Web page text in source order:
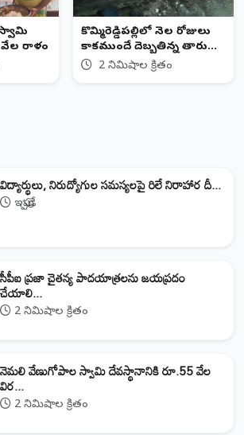
విరాళం
కొమ్మిరెడ్డిపల్లిలో నెల రోజులు
కాకముందే దెబ్బతిన్న తారు
రోడ్డు వ్యవసాయ వాహనాలతో
2 నిమిషాల క్రితం
విద్యార్థులు, నిరుద్యోగుల సమస్యలపై రిలే నిరాహార దీ...
ఇప్పుడే
సీపీఐ ప్రజా చైతన్య పాదయాత్రలను జయప్రదం
చేయాలి...
2 నిమిషాల క్రితం
నెమలి వేణుగోపాల స్వామి దేవస్థానానికి రూ.55 వేల
విర...
2 నిమిషాల క్రితం